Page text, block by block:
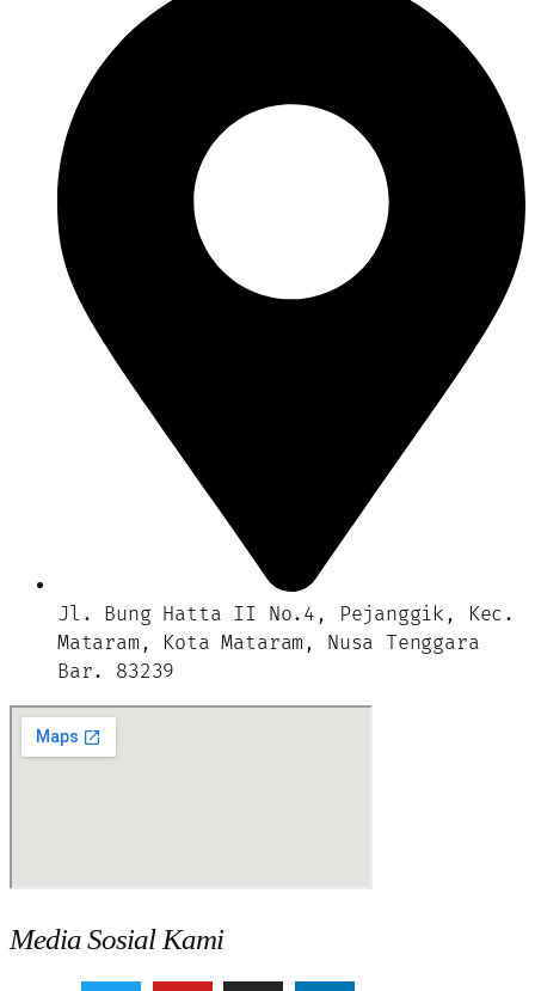
Jl. Bung Hatta II No.4, Pejanggik, Kec.
Mataram, Kota Mataram, Nusa Tenggara
Bar. 83239
Media Sosial Kami